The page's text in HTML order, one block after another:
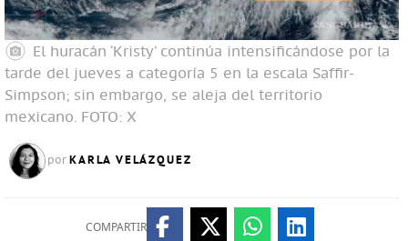
El huracán ‘Kristy’ continúa intensificándose por la
tarde del jueves a categoría 5 en la escala Saffir-
Simpson; sin embargo, se aleja del territorio
mexicano. FOTO: X
por KARLA VELÁZQUEZ
COMPARTIR